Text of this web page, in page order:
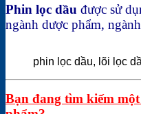
Phin lọc dầu được sử
ngành dược phẩm,
phin lọc dầu, lõi lọc
Bạn đang tìm kiếm